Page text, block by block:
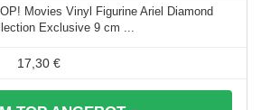
Movies Vinyl Figurine Ariel Diamond
Exclusive 9 cm ...
17,30 €